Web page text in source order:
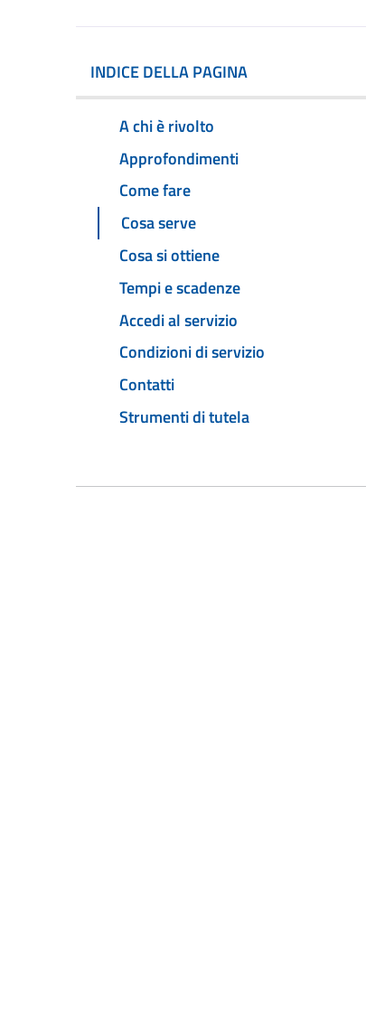
INDICE DELLA PAGINA
A chi è rivolto
Approfondimenti
Come fare
Cosa serve
Cosa si ottiene
Tempi e scadenze
Accedi al servizio
Condizioni di servizio
Contatti
Strumenti di tutela